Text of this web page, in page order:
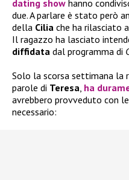
dating show hanno
due. A parlare è stato però
della Cilia che ha rilasciato
Il ragazzo ha lasciato
diffidata dal programma di
Solo la scorsa settimana la
parole di Teresa, ha
avrebbero provveduto con
necessario: